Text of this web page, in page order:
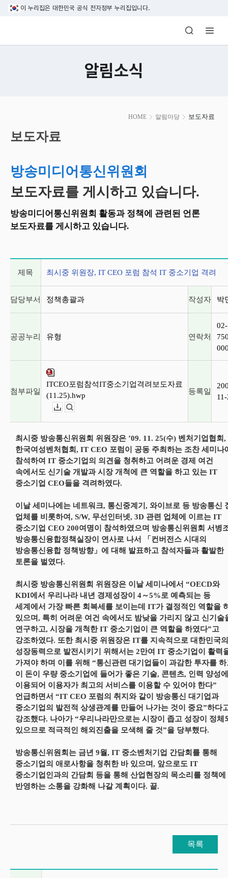
본문 바로가기
이 누리집은 대한민국 공식 전자정부 누리집입니다.
방송미디어통신위원회 Korea Media
알림소식
HOME 알림마당 보도자료
시
작
보도자료
방송미디어통신위원회
보도자료를 게시하고 있습니다.
방송미디어통신위원회 활동과 정책에 관련된 언론
보도자료를 게시하고 있습니다.
제목 최시중 위원장, IT CEO 포럼 참석 IT 중소기업 격려
담당부서 정책총괄과 작성자 박
공공누리 유형 연락처
02-
첨부파일
ITCEO포럼참석IT중소기업격려보도자료
(11.25).hwp
등록일
최시중 방송통신위원회 위원장은 ’09. 11. 25(수) 벤처기업협회,
한국여성벤처협회, IT CEO 포럼이 공동 주최하는 조찬 세미나
참석하여 IT 중소기업의 의견을 청취하고 어려운 경제 여건
속에서도 신기술 개발과 시장 개척에 큰 역할을 하고 있는 IT
중소기업 CEO들을 격려하였다.
이날 세미나에는 네트워크, 통신중계기, 와이브로 등 방송통신
업체를 비롯하여, S/W, 무선인터넷, 3D 관련 업체에 이르는 IT
중소기업 CEO 200여명이 참석하였으며 방송통신위원회 서병
방송통신융합정책실장이 연사로 나서 「컨버전스 시대의
방송통신융합 정책방향」에 대해 발표하고 참석자들과 활발한
토론을 벌였다.
최시중 방송통신위원회 위원장은 이날 세미나에서 “OECD와
KDI에서 우리나라 내년 경제성장이 4～5%로 예측되는 등
세계에서 가장 빠른 회복세를 보이는데 IT가 결정적인 역할을
있으며, 특히 어려운 여건 속에서도 밤낮을 가리지 않고 신기술
연구하고, 시장을 개척한 IT 중소기업이 큰 역할을 하였다”고
강조하였다. 또한 최시중 위원장은 IT를 지속적으로 대한민국의
성장동력으로 발전시키기 위해서는 2만여 IT 중소기업이 활력
가져야 하며 이를 위해 “통신관련 대기업들이 과감한 투자를 하
이 돈이 우량 중소기업에 들어가 좋은 기술, 콘텐츠, 인력 양성에
이용되어 이용자가 최고의 서비스를 이용할 수 있어야 한다”
언급하면서 “IT CEO 포럼의 취지와 같이 방송통신 대기업과
중소기업의 발전적 상생관계를 만들어 나가는 것이 중요”하다
강조했다. 나아가 “우리나라만으로는 시장이 좁고 성장이 정체
있으므로 적극적인 해외진출을 모색해 줄 것”을 당부했다.
방송통신위원회는 금년 9월, IT 중소벤처기업 간담회를 통해
중소기업의 애로사항을 청취한 바 있으며, 앞으로도 IT
중소기업인과의 간담회 등을 통해 산업현장의 목소리를 정책에
반영하는 소통을 강화해 나갈 계획이다. 끝.
목록